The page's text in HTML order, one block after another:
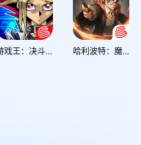
游戏王：决斗链接 哈利波特：魔法觉醒（官服全场景60帧）